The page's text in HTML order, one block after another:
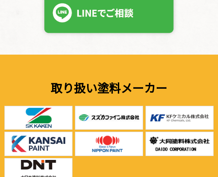
取り扱い塗料メーカー